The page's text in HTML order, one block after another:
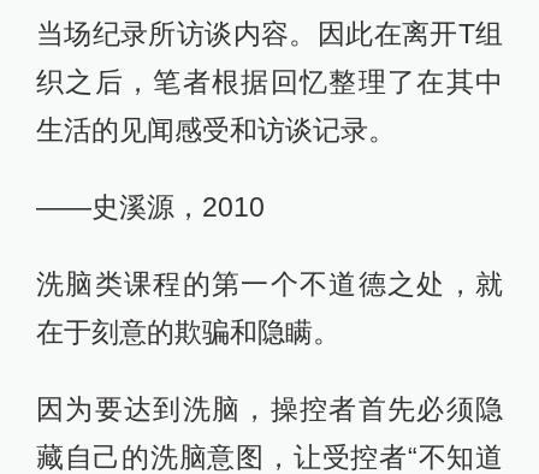
当场纪录所访谈内容。因此在离开T组
织之后，笔者根据回忆整理了在其中
生活的见闻感受和访谈记录。
——史溪源，2010
洗脑类课程的第一个不道德之处，就
在于刻意的欺骗和隐瞒。
因为要达到洗脑，操控者首先必须隐
藏自己的洗脑意图，让受控者“不知道